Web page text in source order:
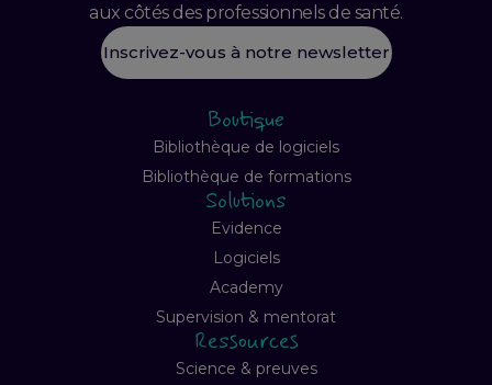
aux côtés des professionnels de santé.
Inscrivez-vous à notre newsletter
Boutique
Bibliothèque de logiciels
Bibliothèque de formations
Solutions
Evidence
Logiciels
Academy
Supervision & mentorat
Ressources
Science & preuves